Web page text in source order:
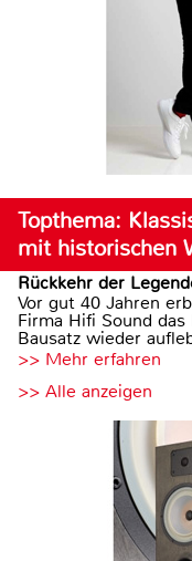
Topthema:
mit historischen
Rückkehr der
Vor gut 40 Jahren
Firma Hifi Sound
Bausatz wieder
>> Mehr erfahren
>> Alle anzeigen